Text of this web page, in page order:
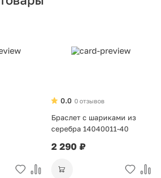
0 отзывов
0.0
Браслет с шариками из
серебра 14040011-40
2 290 ₽